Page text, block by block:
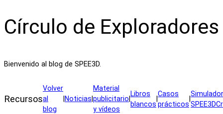
Círculo de Exploradores
Bienvenido al blog de SPEE3D.
Recursos
Volver
al
blog
Noticias
Material
publicitario
y vídeos
Libros
blancos
Casos
prácticos
Simulador